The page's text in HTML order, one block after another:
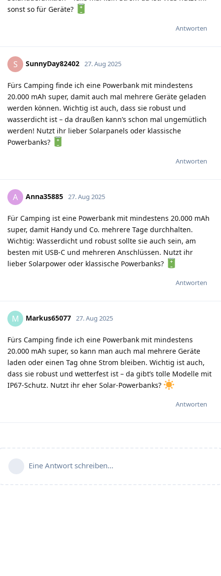
sonst so für Geräte?
Antworten
S SunnyDay82402 27. Aug 2025
Fürs Camping finde ich eine Powerbank mit mindestens
20.000 mAh super, damit auch mal mehrere Geräte geladen
werden können. Wichtig ist auch, dass sie robust und
wasserdicht ist – da draußen kann’s schon mal ungemütlich
werden! Nutzt ihr lieber Solarpanels oder klassische
Powerbanks?
Antworten
A Anna35885 27. Aug 2025
Für Camping ist eine Powerbank mit mindestens 20.000 mAh
super, damit Handy und Co. mehrere Tage durchhalten.
Wichtig: Wasserdicht und robust sollte sie auch sein, am
besten mit USB-C und mehreren Anschlüssen. Nutzt ihr
lieber Solarpower oder klassische Powerbanks?
Antworten
M Markus65077 27. Aug 2025
Fürs Camping finde ich eine Powerbank mit mindestens
20.000 mAh super, so kann man auch mal mehrere Geräte
laden oder einen Tag ohne Strom bleiben. Wichtig ist auch,
dass sie robust und wetterfest ist – da gibt’s tolle Modelle mit
IP67-Schutz. Nutzt ihr eher Solar-Powerbanks?
Antworten
Eine Antwort schreiben…